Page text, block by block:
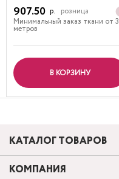
907.50 р.
розница
Минимальный заказ ткани от 3
метров
В КОРЗИНУ
КАТАЛОГ ТОВАРОВ
КОМПАНИЯ